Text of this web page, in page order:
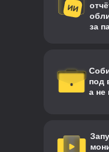
под
а не
за